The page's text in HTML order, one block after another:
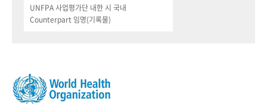
UNFPA 사업평가단 내한 시 국내
Counterpart 임명(기록물)